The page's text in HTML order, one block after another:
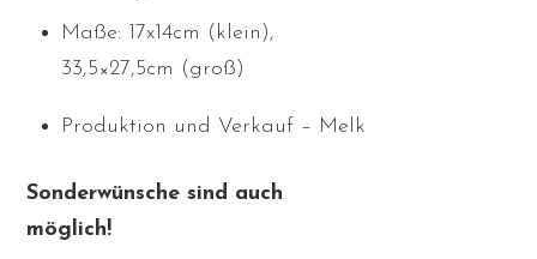
Maße: 17x14cm (klein),
33,5×27,5cm (groß)
Produktion und Verkauf – Melk
Sonderwünsche sind auch
möglich!